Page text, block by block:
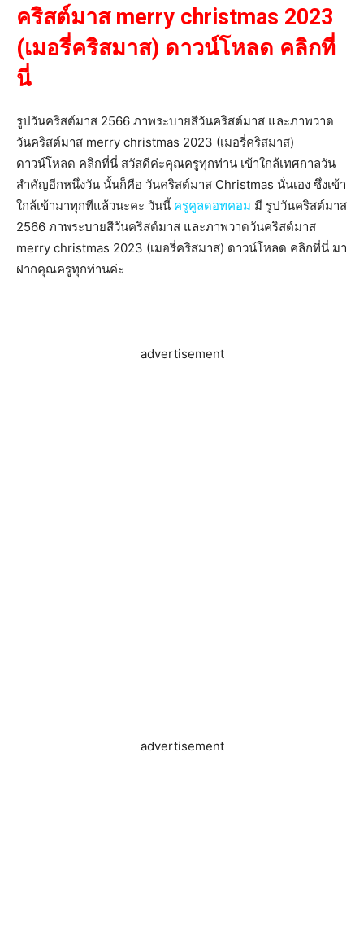
คริสต์มาส merry christmas 2023
(เมอรี่คริสมาส) ดาวน์โหลด คลิกที่
นี่
รูปวันคริสต์มาส 2566 ภาพระบายสีวันคริสต์มาส และภาพวาด
วันคริสต์มาส merry christmas 2023 (เมอรี่คริสมาส)
ดาวน์โหลด คลิกที่นี่ สวัสดีค่ะคุณครูทุกท่าน เข้าใกล้เทศกาลวัน
สำคัญอีกหนึ่งวัน นั้นก็คือ วันคริสต์มาส Christmas นั่นเอง ซึ่งเข้า
ใกล้เข้ามาทุกทีแล้วนะคะ วันนี้ ครูคูลดอทคอม มี รูปวันคริสต์มาส
2566 ภาพระบายสีวันคริสต์มาส และภาพวาดวันคริสต์มาส
merry christmas 2023 (เมอรี่คริสมาส) ดาวน์โหลด คลิกที่นี่ มา
ฝากคุณครูทุกท่านค่ะ
advertisement
advertisement